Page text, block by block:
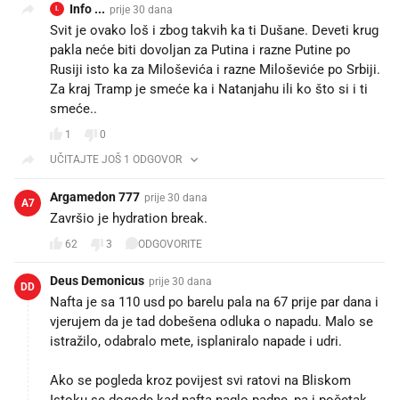
I. Info ... prije 30 dana
Svit je ovako loš i zbog takvih ka ti Dušane. Deveti krug
pakla neće biti dovoljan za Putina i razne Putine po
Rusiji isto ka za Miloševića i razne Miloševiće po Srbiji.
Za kraj Tramp je smeće ka i Natanjahu ili ko što si i ti
smeće..
1
0
UČITAJTE JOŠ 1 ODGOVOR
A7 Argamedon 777 prije 30 dana
Završio je hydration break.
62 3 ODGOVORITE
DD Deus Demonicus prije 30 dana
Nafta je sa 110 usd po barelu pala na 67 prije par dana i
vjerujem da je tad dobešena odluka o napadu. Malo se
istražilo, odabralo mete, isplaniralo napade i udri.
Ako se pogleda kroz povijest svi ratovi na Bliskom